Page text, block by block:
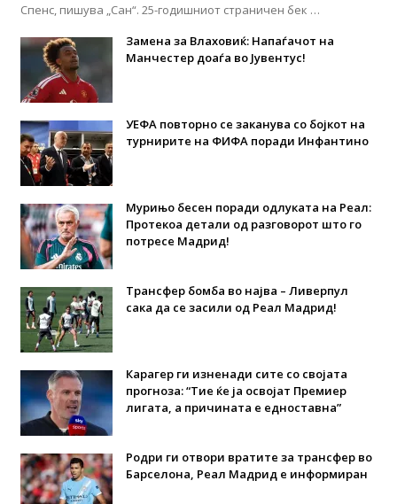
Спенс, пишува „Сан“. 25-годишниот страничен бек …
Замена за Влаховиќ: Напаѓачот на
Манчестер доаѓа во Јувентус!
УЕФА повторно се заканува со бојкот на
турнирите на ФИФА поради Инфантино
Мурињо бесен поради одлуката на Реал:
Протекоа детали од разговорот што го
потресе Мадрид!
Трансфер бомба во најва – Ливерпул
сака да се засили од Реал Мадрид!
Карагер ги изненади сите со својата
прогноза: “Тие ќе ја освојат Премиер
лигата, а причината е едноставна”
Родри ги отвори вратите за трансфер во
Барселона, Реал Мадрид е информиран